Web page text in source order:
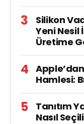
Silikon
Yeni Nesil
Üretime
Hamlesi:
Tanıtım
Nasıl